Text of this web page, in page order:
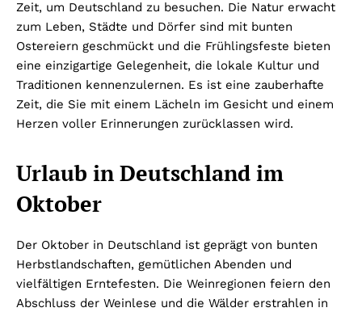
Zeit, um Deutschland zu besuchen. Die Natur erwacht
zum Leben, Städte und Dörfer sind mit bunten
Ostereiern geschmückt und die Frühlingsfeste bieten
eine einzigartige Gelegenheit, die lokale Kultur und
Traditionen kennenzulernen. Es ist eine zauberhafte
Zeit, die Sie mit einem Lächeln im Gesicht und einem
Herzen voller Erinnerungen zurücklassen wird.
Urlaub in Deutschland im
Oktober
Der Oktober in Deutschland ist geprägt von bunten
Herbstlandschaften, gemütlichen Abenden und
vielfältigen Erntefesten. Die Weinregionen feiern den
Abschluss der Weinlese und die Wälder erstrahlen in